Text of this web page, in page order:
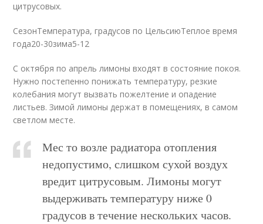
цитрусовых.
СезонТемпература, градусов по ЦельсиюТеплое время
года20-30зима5-12
С октября по апрель лимоны входят в состояние покоя.
Нужно постепенно понижать температуру, резкие
колебания могут вызвать пожелтение и опадение
листьев. Зимой лимоны держат в помещениях, в самом
светлом месте.
Мес то возле радиатора отопления
недопустимо, слишком сухой воздух
вредит цитрусовым. Лимоны могут
выдерживать температуру ниже 0
градусов в течение нескольких часов.